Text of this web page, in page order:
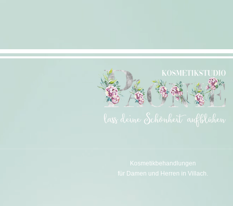
Kosmetikbehandlungen
für Damen und Herren in Villach.